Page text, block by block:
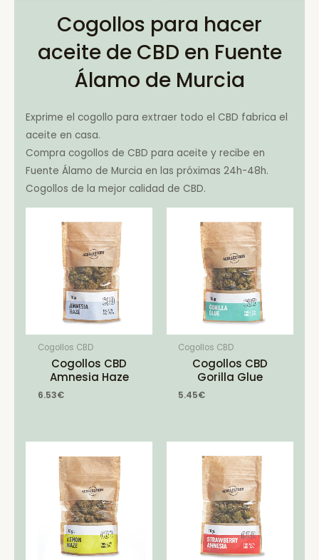
Cogollos para hacer
aceite de CBD en Fuente
Álamo de Murcia
Exprime el cogollo para extraer todo el CBD fabrica el
aceite en casa.
Compra cogollos de CBD para aceite y recibe en
Fuente Álamo de Murcia en las próximas 24h-48h.
Cogollos de la mejor calidad de CBD.
Cogollos CBD
Cogollos CBD
Amnesia Haze
6.53€
Cogollos CBD
Cogollos CBD
Gorilla Glue
5.45€